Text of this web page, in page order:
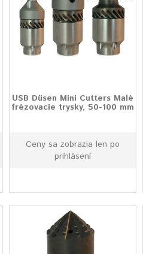
USB Düsen Mini Cutters Malé
frézovacie trysky, 50-100 mm
Ceny sa zobrazia len po
prihlásení